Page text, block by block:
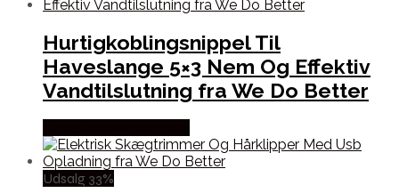
Hurtigkoblingsnippel Til
Haveslange 5×3 Nem Og Effektiv
Vandtilslutning fra We Do Better
Udsalg 33%